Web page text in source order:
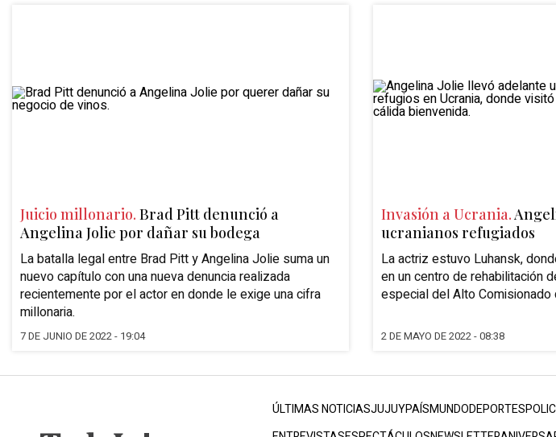
Juicio millonario. Brad Pitt denunció a
Angelina Jolie por dañar su bodega
La batalla legal entre Brad Pitt y Angelina Jolie suma un
nuevo capítulo con una nueva denuncia realizada
recientemente por el actor en donde le exige una cifra
millonaria.
7 DE JUNIO DE 2022 - 19:04
Invasión a Ucrania.
ucranianos refugiados
La actriz estuvo Luhansk,
en un centro de rehabilitación
especial del Alto Comisionado
2 DE MAYO DE 2022 - 08:38
ÚLTIMAS NOTICIASJUJUYPAÍSMUNDODEPORTES